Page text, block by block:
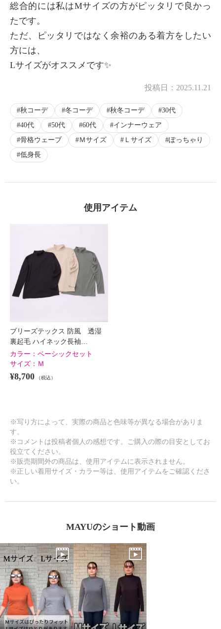
× 商品紹介
総合的には私はMサイズの方がピッタリで良かっ
たです。
ただ、ピッタリではなく余裕のある着方をしたい
方には、
Lサイズがオススメです✨
投稿日： 2025.11.21
秋コーデ 冬コーデ 秋冬コーデ
30代
40代
50代 60代
インナーウェア
骨格ウェーブ
Ｍサイズ Ｌサイズ
ぽっちゃり
低身長
使用アイテム
ブリーズテックス 防風 透湿
裏起毛 ハイネック長袖…
カラー： ベーシックセット
サイズ： Ｍ
¥8,700 （税込）
※写り方によって、実際の商品と色味等が異なる場合がありま
す。
※コメントは投稿者個人の感想です。ご購入の際の目安としてお
役立てください。
※販売期間外の商品は、使用アイテムに表示されません。
※正しい着用サイズ・カラー等は、使用アイテムをご確認くださ
い。
MAYUのショート動画